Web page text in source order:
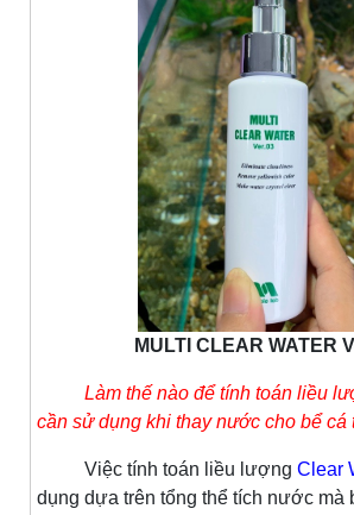
MULTI CLEAR WATER
Làm thế nào để tính toán liều
cần sử dụng khi thay nước cho bể cá
Việc tính toán liều lượng Clear
dụng dựa trên tổng thể tích nước mà